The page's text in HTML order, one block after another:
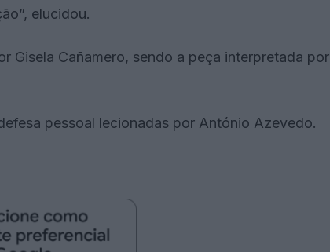
elucidou.
Gisela Cañamero, sendo a peça interpretada por
pessoal lecionadas por António Azevedo.